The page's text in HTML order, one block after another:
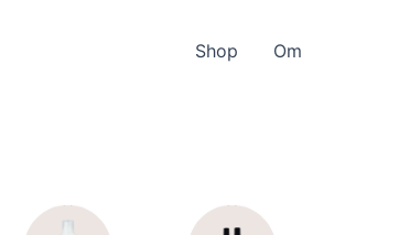
Shop Om